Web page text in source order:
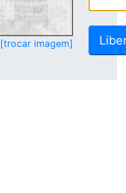
[trocar imagem]